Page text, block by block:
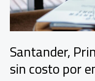
Santander,
sin costo por